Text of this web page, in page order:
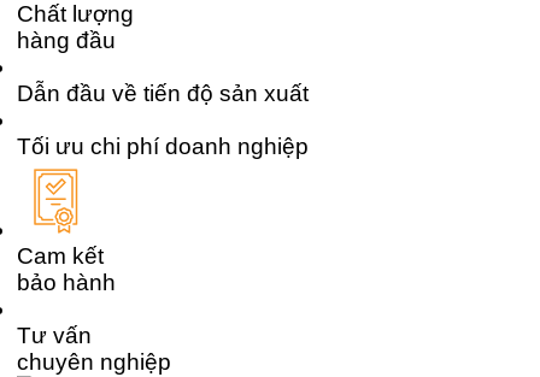
Chất lượng
hàng đầu
Dẫn đầu về tiến độ sản xuất
Tối ưu chi phí doanh nghiệp
Cam kết
bảo hành
Tư vấn
chuyên nghiệp